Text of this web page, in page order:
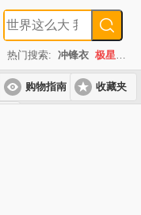
热门搜索: 冲锋衣 极星
购物指南 收藏夹